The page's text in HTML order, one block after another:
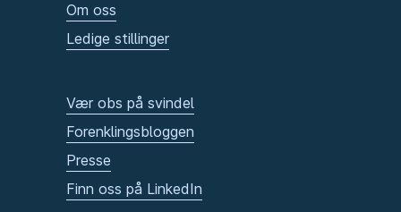
Om oss
Ledige stillinger
Vær obs på svindel
Forenklingsbloggen
Presse
Finn oss på LinkedIn